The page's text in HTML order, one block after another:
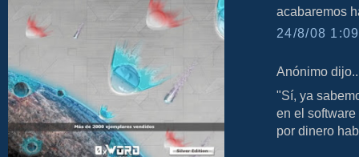
acabaremos
24/8/08
Anónimo
"Sí, ya
en el
por dinero